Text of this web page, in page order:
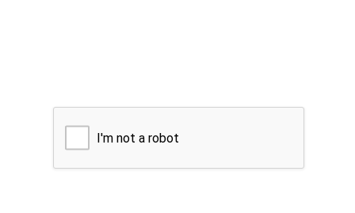
I'm not a robot